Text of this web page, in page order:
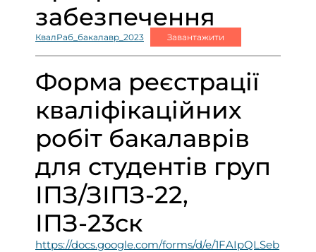
забезпечення
КвалРаб_бакалавр_2023 Завантажити
Форма реєстрації
кваліфікаційних
робіт бакалаврів
для студентів груп
ІПЗ/ЗІПЗ-22,
ІПЗ-23ск
https://docs.google.com/forms/d/e/1FAIpQLSeb